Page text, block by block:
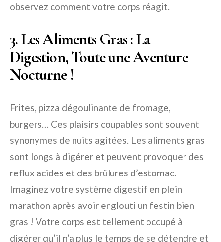
observez comment votre corps réagit.
3. Les Aliments Gras : La
Digestion, Toute une Aventure
Nocturne !
Frites, pizza dégoulinante de fromage,
burgers… Ces plaisirs coupables sont souvent
synonymes de nuits agitées. Les aliments gras
sont longs à digérer et peuvent provoquer des
reflux acides et des brûlures d’estomac.
Imaginez votre système digestif en plein
marathon après avoir englouti un festin bien
gras ! Votre corps est tellement occupé à
digérer qu’il n’a plus le temps de se détendre et